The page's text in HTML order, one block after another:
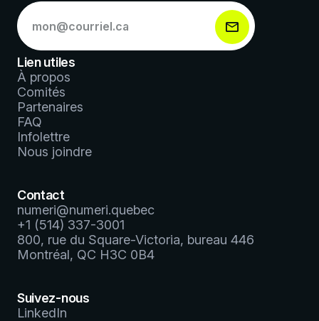
S’abonner
à
notre
infolettre
*
Lien utiles
À propos
Comités
Partenaires
FAQ
Infolettre
Nous joindre
Contact
numeri@numeri.quebec
+1 (514) 337-3001
800, rue du Square-Victoria, bureau 446
Montréal, QC H3C 0B4
Suivez-nous
LinkedIn